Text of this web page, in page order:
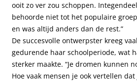
ooit zo ver zou schoppen.
behoorde niet tot het populaire
en was altijd anders dan de rest.”
De succesvolle ontwerpster kreeg
gedurende haar schoolperiode, wat
sterker maakte. “Je dromen kunnen
Hoe vaak mensen je ook vertellen